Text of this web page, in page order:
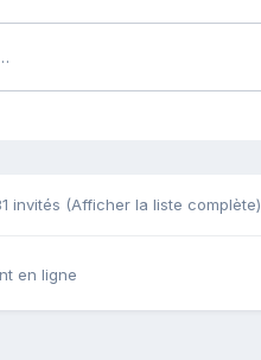
invités (Afficher la liste complète)
en ligne